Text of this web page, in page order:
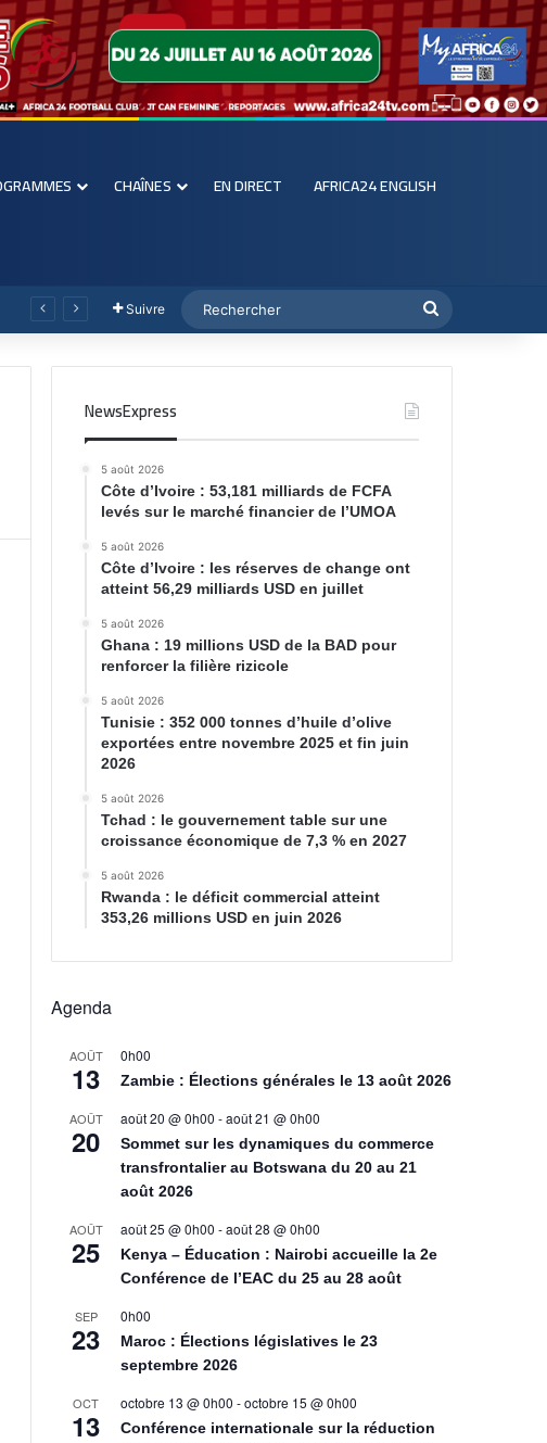
CHAÎNES EN DIRECT AFRICA24 ENGLISH
Suivre
NewsExpress
5 août 2026
Côte d’Ivoire : 53,181 milliards de FCFA
levés sur le marché financier de l’UMOA
5 août 2026
Côte d’Ivoire : les réserves de change ont
atteint 56,29 milliards USD en juillet
5 août 2026
Ghana : 19 millions USD de la BAD pour
renforcer la filière rizicole
5 août 2026
Tunisie : 352 000 tonnes d’huile d’olive
exportées entre novembre 2025 et fin juin
2026
5 août 2026
Tchad : le gouvernement table sur une
croissance économique de 7,3 % en 2027
5 août 2026
Rwanda : le déficit commercial atteint
353,26 millions USD en juin 2026
Agenda
AOÛT
13
0h00
Zambie : Élections générales le 13 août 2026
AOÛT
20
août 20 @ 0h00 -août 21 @ 0h00
Sommet sur les dynamiques du commerce
transfrontalier au Botswana du 20 au 21
août 2026
AOÛT
25
août 25 @ 0h00 -août 28 @ 0h00
Kenya – Éducation : Nairobi accueille la 2e
Conférence de l’EAC du 25 au 28 août
SEP
23
0h00
Maroc : Élections législatives le 23
septembre 2026
OCT
13
octobre 13 @ 0h00 -octobre 15 @ 0h00
Conférence internationale sur la réduction